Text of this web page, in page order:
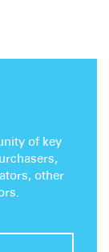
of key
other